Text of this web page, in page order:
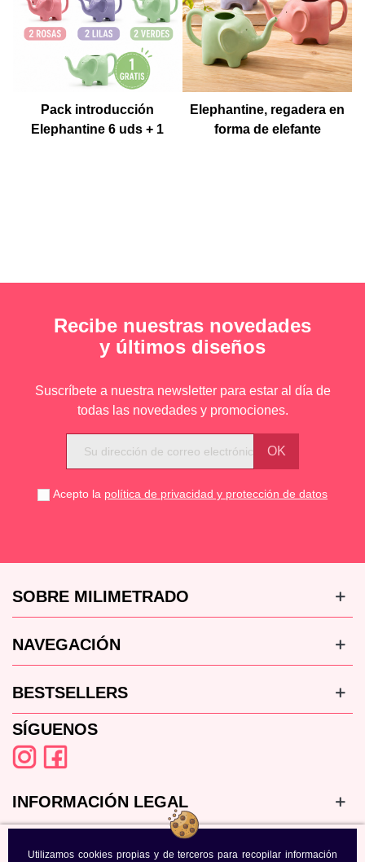
Utilizamos cookies propias y de terceros para recopilar información
Pack introducción
Elephantine 6 uds + 1
Elephantine, regadera en
forma de elefante
Recibe nuestras novedades
y últimos diseños
Suscríbete a nuestra newsletter para estar al día de
todas las novedades y promociones.
Acepto la política de privacidad y protección de datos
SOBRE MILIMETRADO
NAVEGACIÓN
BESTSELLERS
SÍGUENOS
INFORMACIÓN LEGAL